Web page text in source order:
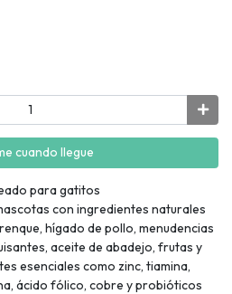
cuando llegue
para gatitos
con ingredientes naturales
hígado de pollo, menudencias
aceite de abadejo, frutas y
esenciales como zinc, tiamina,
ácido fólico, cobre y probióticos